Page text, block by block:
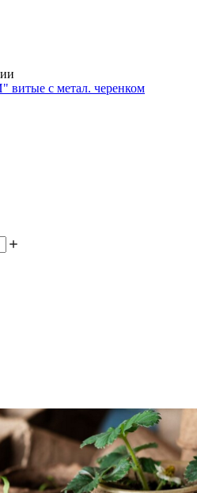
с метал. черенком